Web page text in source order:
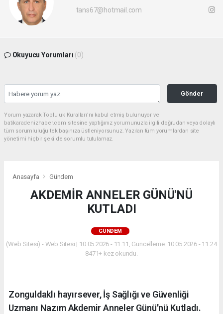
tans67@hotmail.com
Okuyucu Yorumları (0)
Gönder
Yorum yazarak Topluluk Kuralları’nı kabul etmiş bulunuyor ve
batikaradenizhaber.com sitesine yaptığınız yorumunuzla ilgili doğrudan veya dolaylı
tüm sorumluluğu tek başınıza üstleniyorsunuz. Yazılan tüm yorumlardan site
yönetimi hiçbir şekilde sorumlu tutulamaz.
Anasayfa Gündem
AKDEMİR ANNELER GÜNÜ'NÜ
KUTLADI
GÜNDEM
(Web Sitesi) - Web Sitesi | 10.05.2026 - 11:11, Güncelleme: 10.05.2026 - 11:24
8471+ kez okundu.
Zonguldaklı hayırsever, İş Sağlığı ve Güvenliği
Uzmanı Nazım Akdemir Anneler Günü'nü Kutladı.